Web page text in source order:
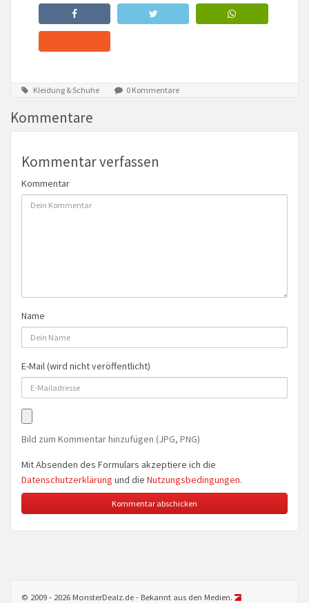
Kleidung & Schuhe 0 Kommentare
Kommentare
Kommentar verfassen
Kommentar
Name
E-Mail (wird nicht veröffentlicht)
Bild zum Kommentar hinzufügen (JPG, PNG)
Mit Absenden des Formulars akzeptiere ich die
Datenschutzerklärung und die Nutzungsbedingungen.
© 2009 - 2026 MonsterDealz.de - Bekannt aus den Medien.